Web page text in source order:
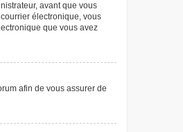
avant que vous
électronique, vous
que vous avez
afin de vous assurer de